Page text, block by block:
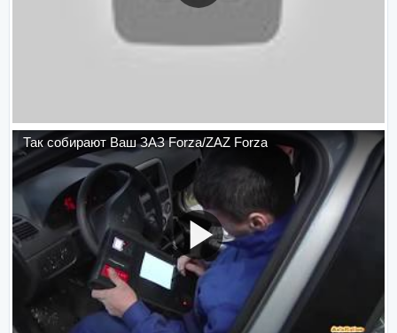
Так собирают Ваш ЗАЗ Forza/ZAZ Forza